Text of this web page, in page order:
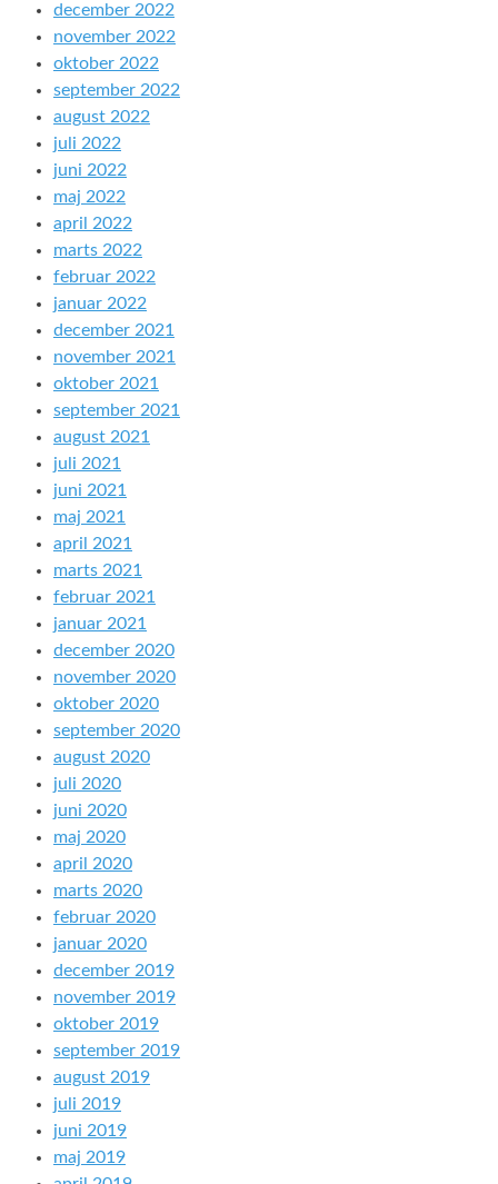
december 2022
november 2022
oktober 2022
september 2022
august 2022
juli 2022
juni 2022
maj 2022
april 2022
marts 2022
februar 2022
januar 2022
december 2021
november 2021
oktober 2021
september 2021
august 2021
juli 2021
juni 2021
maj 2021
april 2021
marts 2021
februar 2021
januar 2021
december 2020
november 2020
oktober 2020
september 2020
august 2020
juli 2020
juni 2020
maj 2020
april 2020
marts 2020
februar 2020
januar 2020
december 2019
november 2019
oktober 2019
september 2019
august 2019
juli 2019
juni 2019
maj 2019